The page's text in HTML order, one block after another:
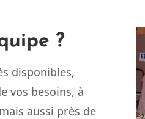
?
disponibles,
vos besoins, à
aussi près de